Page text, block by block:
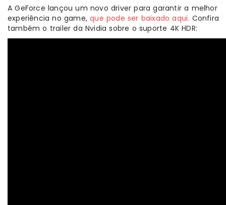
A GeForce lançou um novo driver para garantir a melhor
experiência no game,que pode ser baixado aqui. Confira
também o trailer da Nvidia sobre o suporte 4K HDR: